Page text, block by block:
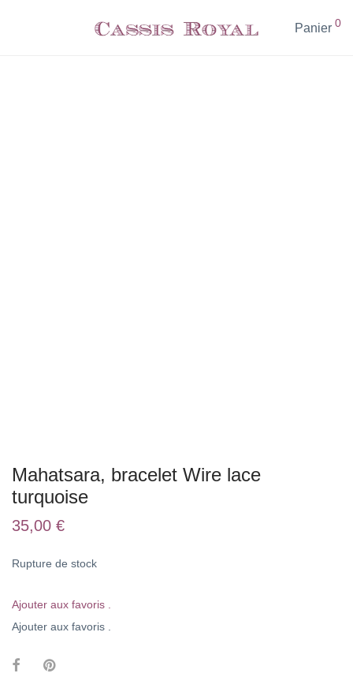
Panier 0
Mahatsara, bracelet Wire lace
turquoise
35,00 €
Rupture de stock
Ajouter aux favoris .
Ajouter aux favoris .